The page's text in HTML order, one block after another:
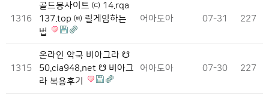
1316
골드몽사이트 ㈂ 14.rqa
137.top ㈓ 릴게임하는
법
어아도아 07-31 227
1315
온라인 약국 비아그라 ☋
50.cia948.net ☋ 비아그
라 복용후기
어아도아 07-30 227